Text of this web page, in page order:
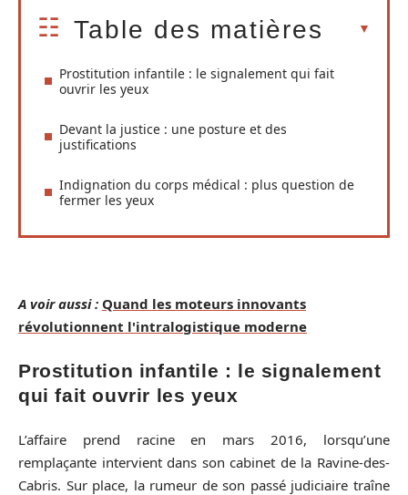
Table des matières
Prostitution infantile : le signalement qui fait
ouvrir les yeux
Devant la justice : une posture et des
justifications
Indignation du corps médical : plus question de
fermer les yeux
A voir aussi : Quand les moteurs innovants
révolutionnent l'intralogistique moderne
Prostitution infantile : le signalement
qui fait ouvrir les yeux
L’affaire prend racine en mars 2016, lorsqu’une
remplaçante intervient dans son cabinet de la Ravine-des-
Cabris. Sur place, la rumeur de son passé judiciaire traîne